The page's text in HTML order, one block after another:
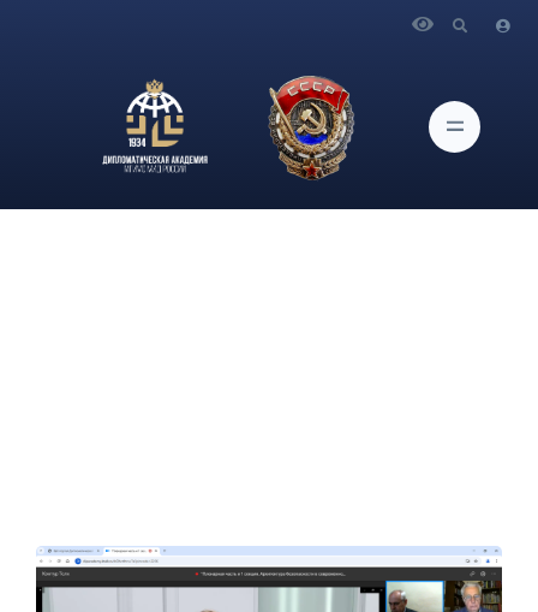
Дипломатической академия МИД России провела
ежегодную международную онлайн конференцию по теме
«Глобальная и региональная безопасность в условиях
конфронтации: вызовы XXI века»